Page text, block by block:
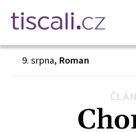
9. srpna, Roman
…